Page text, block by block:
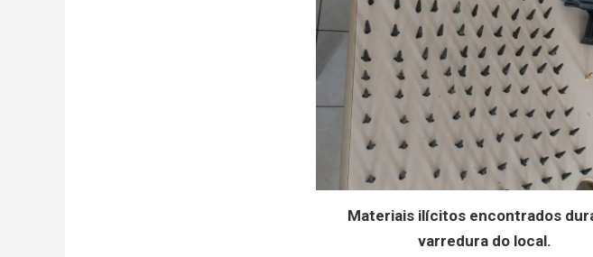
Materiais ilícitos encontrados
varredura do local.